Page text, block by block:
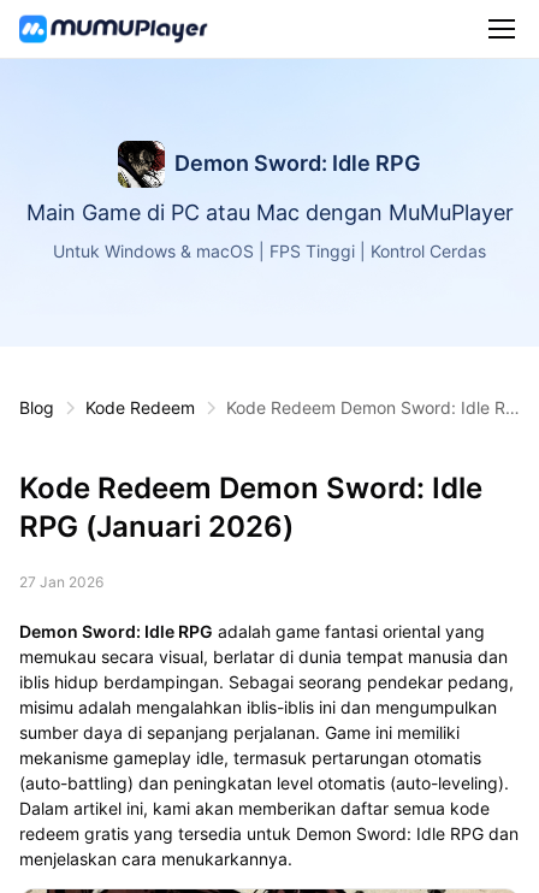
Demon Sword: Idle RPG
Main Game di PC atau Mac dengan MuMuPlayer
Untuk Windows & macOS | FPS Tinggi | Kontrol Cerdas
Blog Kode Redeem
Kode Redeem Demon Sword: Idle RP
Kode Redeem Demon Sword: Idle
RPG (Januari 2026)
27 Jan 2026
Demon Sword: Idle RPG adalah game fantasi oriental yang
memukau secara visual, berlatar di dunia tempat manusia dan
iblis hidup berdampingan. Sebagai seorang pendekar pedang,
misimu adalah mengalahkan iblis-iblis ini dan mengumpulkan
sumber daya di sepanjang perjalanan. Game ini memiliki
mekanisme gameplay idle, termasuk pertarungan otomatis
(auto-battling) dan peningkatan level otomatis (auto-leveling).
Dalam artikel ini, kami akan memberikan daftar semua kode
redeem gratis yang tersedia untuk Demon Sword: Idle RPG dan
menjelaskan cara menukarkannya.